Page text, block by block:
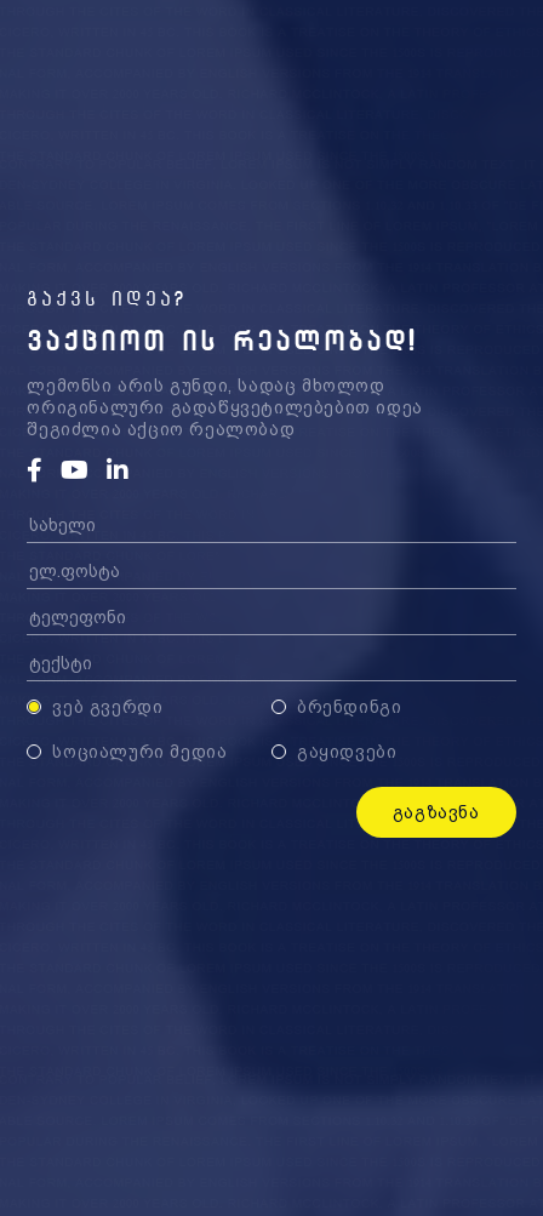
გაქვს იდეა?
ᲕᲐᲥᲪᲘᲝᲗ ᲘᲡ ᲠᲔᲐᲚᲝᲑᲐᲓ!
ლემონსი არის გუნდი, სადაც მხოლოდ
ორიგინალური გადაწყვეტილებებით იდეა
შეგიძლია აქციო რეალობად
FacebookYoutube
ᲕᲔᲑ ᲒᲕᲔᲠᲓᲘ ᲑᲠᲔᲜᲓᲘᲜᲒᲘ
ᲡᲝᲪᲘᲐᲚᲣᲠᲘ ᲛᲔᲓᲘᲐ ᲒᲐᲧᲘᲓᲕᲔᲑᲘ
ᲒᲐᲒᲖᲐᲕᲜᲐ